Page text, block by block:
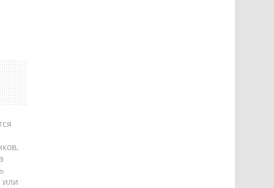
или